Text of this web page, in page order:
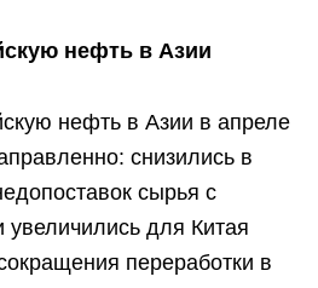
нефть в Азии
нефть в Азии в апреле
снизились в
сырья с
увеличились для Китая
переработки в